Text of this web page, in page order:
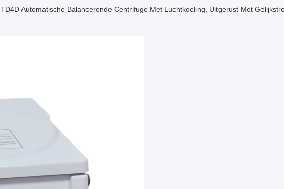
TD4D Automatische Balancerende Centrifuge Met Luchtkoeling, Uitgerust Met